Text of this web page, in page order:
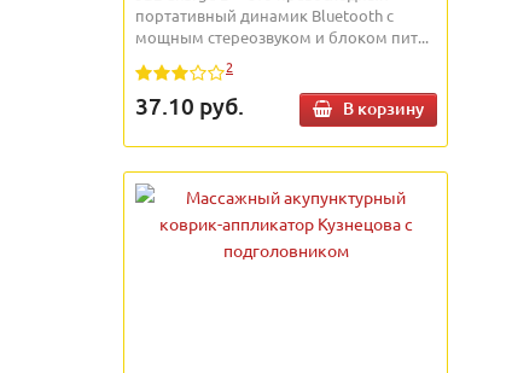
портативный динамик Bluetooth с
мощным стереозвуком и блоком пит...
2
37.10 руб. В корзину